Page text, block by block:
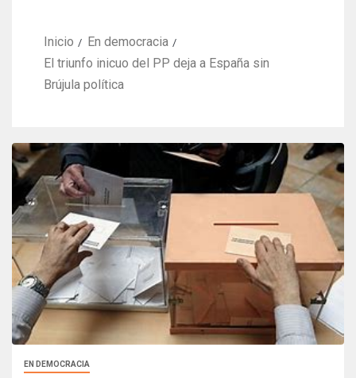
Inicio
En democracia
El triunfo inicuo del PP deja a España sin
Brújula política
EN DEMOCRACIA